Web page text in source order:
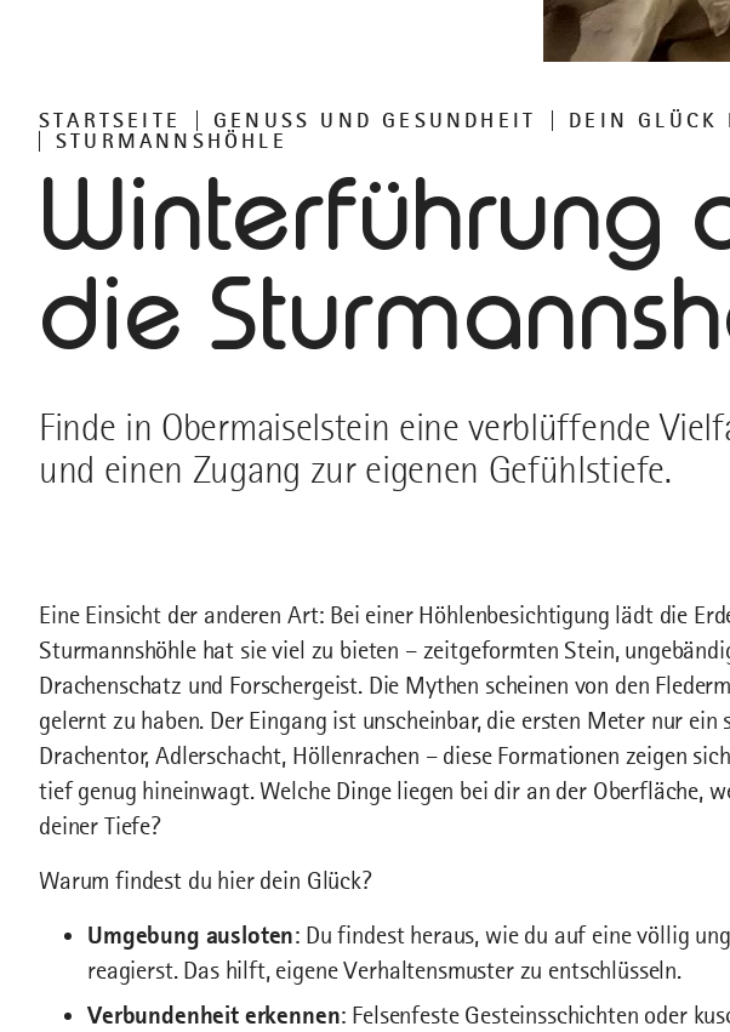
STARTSEITE GENUSS UND GESUNDHEIT DEIN GLÜCK
STURMANNSHÖHLE
Winterführung
die
Finde in Obermaiselstein eine verblüffende
und einen Zugang zur eigenen Gefühlstiefe.
Eine Einsicht der anderen Art: Bei einer Höhlenbesichtigung lädt die
Sturmannshöhle hat sie viel zu bieten – zeitgeformten Stein,
Drachenschatz und Forschergeist. Die Mythen scheinen von den
gelernt zu haben. Der Eingang ist unscheinbar, die ersten Meter nur ein
Drachentor, Adlerschacht, Höllenrachen – diese Formationen zeigen
tief genug hineinwagt. Welche Dinge liegen bei dir an der Oberfläche,
deiner Tiefe?
Warum findest du hier dein Glück?
Umgebung ausloten: Du findest heraus, wie du auf eine völlig
reagierst. Das hilft, eigene Verhaltensmuster zu entschlüsseln.
Verbundenheit erkennen: Felsenfeste Gesteinsschichten oder